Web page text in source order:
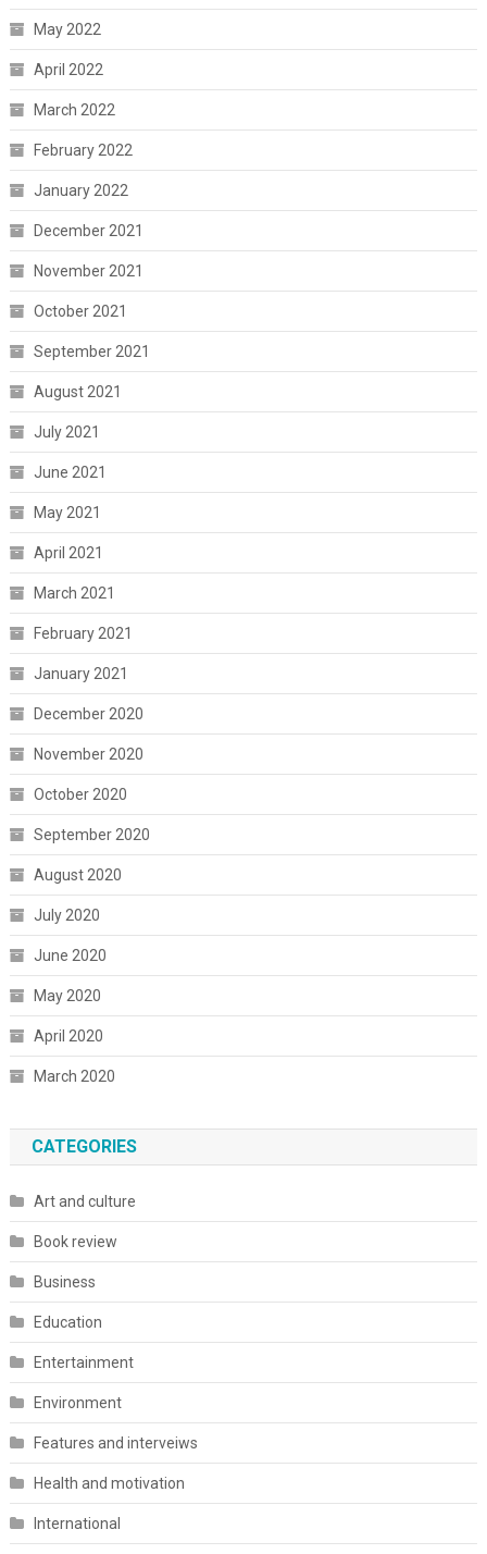
May 2022
April 2022
March 2022
February 2022
January 2022
December 2021
November 2021
October 2021
September 2021
August 2021
July 2021
June 2021
May 2021
April 2021
March 2021
February 2021
January 2021
December 2020
November 2020
October 2020
September 2020
August 2020
July 2020
June 2020
May 2020
April 2020
March 2020
CATEGORIES
Art and culture
Book review
Business
Education
Entertainment
Environment
Features and interveiws
Health and motivation
International